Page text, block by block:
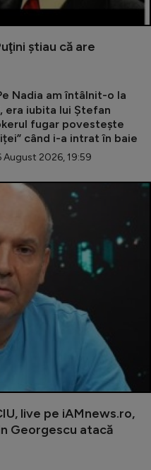
ştiau că are
Nadia am întâlnit-o la
era iubita lui Ștefan
fugar povestește
când i-a intrat în baie
2026, 19:59
live pe iAMnews.ro,
Georgescu atacă